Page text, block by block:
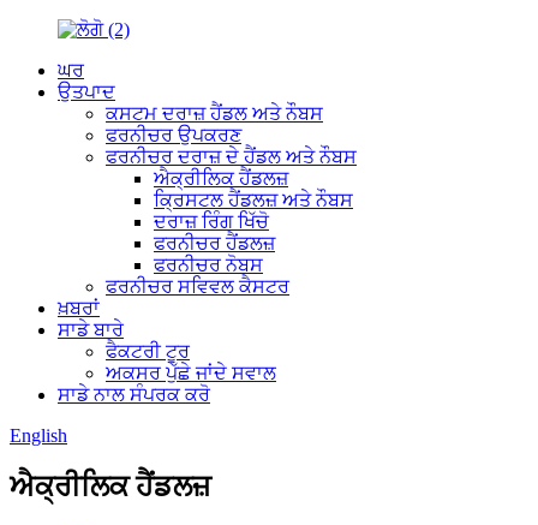
ਘਰ
ਉਤਪਾਦ
ਕਸਟਮ ਦਰਾਜ਼ ਹੈਂਡਲ ਅਤੇ ਨੌਬਸ
ਫਰਨੀਚਰ ਉਪਕਰਣ
ਫਰਨੀਚਰ ਦਰਾਜ਼ ਦੇ ਹੈਂਡਲ ਅਤੇ ਨੌਬਸ
ਐਕ੍ਰੀਲਿਕ ਹੈਂਡਲਜ਼
ਕ੍ਰਿਸਟਲ ਹੈਂਡਲਜ਼ ਅਤੇ ਨੌਬਸ
ਦਰਾਜ਼ ਰਿੰਗ ਖਿੱਚੋ
ਫਰਨੀਚਰ ਹੈਂਡਲਜ਼
ਫਰਨੀਚਰ ਨੋਬਸ
ਫਰਨੀਚਰ ਸਵਿਵਲ ਕੈਸਟਰ
ਖ਼ਬਰਾਂ
ਸਾਡੇ ਬਾਰੇ
ਫੈਕਟਰੀ ਟੂਰ
ਅਕਸਰ ਪੁੱਛੇ ਜਾਂਦੇ ਸਵਾਲ
ਸਾਡੇ ਨਾਲ ਸੰਪਰਕ ਕਰੋ
English
ਐਕ੍ਰੀਲਿਕ ਹੈਂਡਲਜ਼